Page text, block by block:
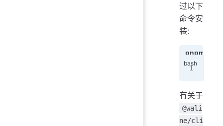
过以下
命令安
装:
pnpm
有关于
@wali
ne/cli